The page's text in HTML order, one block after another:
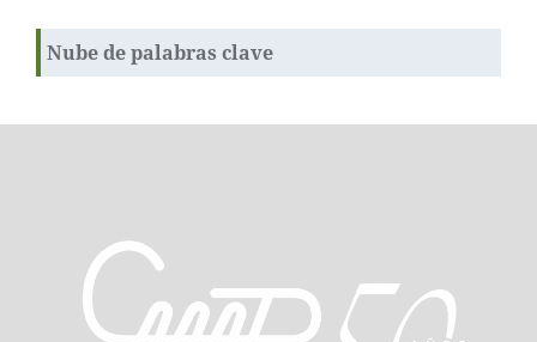
Nube de palabras clave